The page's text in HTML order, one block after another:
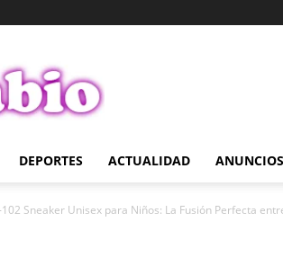
DEPORTES ACTUALIDAD ANUNCIOS
Sneaker Unisex para Niños: La Fusión Perfecta